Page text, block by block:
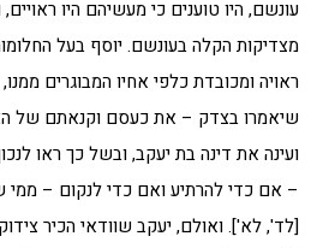
עונשם, היו טוענים כי מעשיהם היו
מצדיקות הקלה בעונשם. יוסף בעל
ראויה ומכובדת כלפי אחיו המבוגרים
שיאמרו בצדק – את כעסם וקנאתם של
ועינה את דינה בת יעקב, ובשל כך ראו
– אם כדי להרתיע ואם כדי לנקום – ממי
[לד', לא']. ואולם, יעקב שוודאי הכיר